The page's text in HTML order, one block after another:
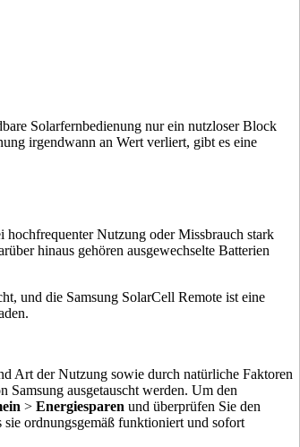
Solarfernbedienung nur ein nutzloser Block
irgendwann an Wert verliert, gibt es eine
Nutzung oder Missbrauch stark
hinaus gehören ausgewechselte Batterien
und die Samsung SolarCell Remote ist eine
Art der Nutzung sowie durch natürliche Faktoren
Samsung ausgetauscht werden. Um den
> Energiesparen und überprüfen Sie den
ordnungsgemäß funktioniert und sofort